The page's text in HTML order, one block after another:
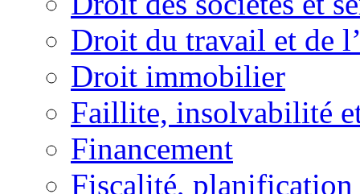
Droit du travail et de
Droit immobilier
Faillite, insolvabilité
Financement
Fiscalité, planification